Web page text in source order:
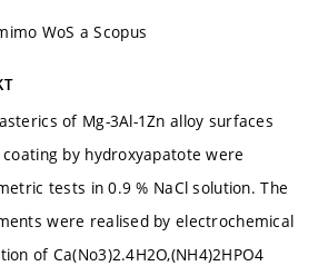
WoS a Scopus
of Mg-3Al-1Zn alloy surfaces
by hydroxyapatote were
tests in 0.9 % NaCl solution. The
were realised by electrochemical
of Ca(No3)2.4H2O,(NH4)2HPO4